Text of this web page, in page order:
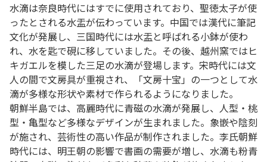
水滴は奈良時代にはすでに使用されており、聖徳太子が使
ったとされる水盂が伝わっています。中国では漢代に筆記
文化が発展し、三国時代には水盂と呼ばれる小鉢が使わ
れ、水を匙で硯に移していました。その後、越州窯ではヒ
キガエルを模した三足の水滴が登場します。宋時代には文
人の間で文房具が重視され、「文房十宝」の一つとして水
滴が多様な形状や素材で作られるようになりました。
朝鮮半島では、高麗時代に青磁の水滴が発展し、人型・桃
型・亀型など多様なデザインが生まれました。象嵌や陰刻
が施され、芸術性の高い作品が制作されました。李氏朝鮮
時代には、明王朝の影響で書画の需要が増し、水滴も粉青